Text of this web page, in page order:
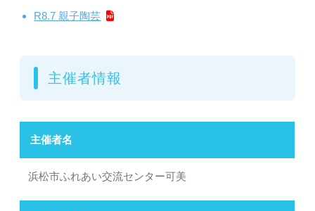
R8.7 親子陶芸
主催者情報
主催者名
浜松市ふれあい交流センター可美